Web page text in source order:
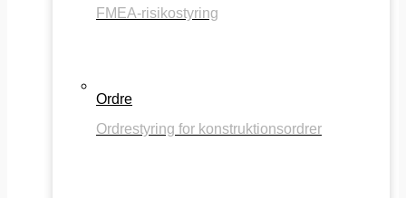
FMEA-risikostyring
Ordre
Ordrestyring for konstruktionsordrer